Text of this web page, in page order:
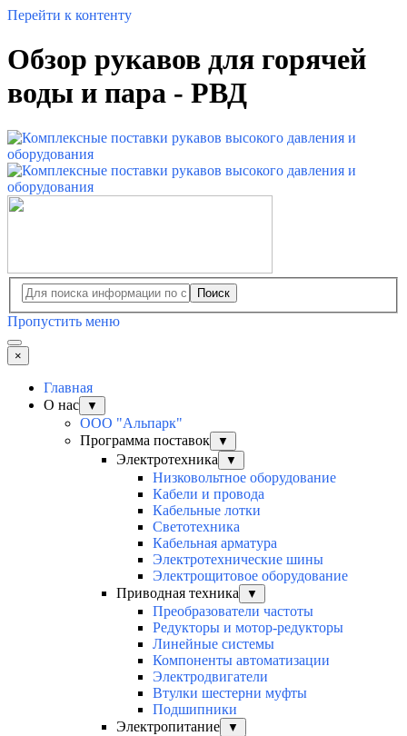
Перейти к контенту
Обзор рукавов для горячей
воды и пара - РВД
Поиск
Пропустить меню
×
Главная
О нас
▼
ООО "Альпарк"
Программа поставок
▼
Электротехника ▼
Низковольтное оборудование
Кабели и провода
Кабельные лотки
Светотехника
Кабельная арматура
Электротехнические шины
Электрощитовое оборудование
Приводная техника
▼
Преобразователи частоты
Редукторы и мотор-редукторы
Линейные системы
Компоненты автоматизации
Электродвигатели
Втулки шестерни муфты
Подшипники
Электропитание
▼